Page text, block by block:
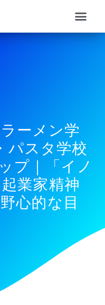
メ
ニ
ュ
ーメン学
パスタ学校
プ｜「イノ
業家精神
心的な目